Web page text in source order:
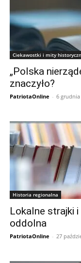
Ciekawostki i mity
„Polska
znaczyło?
PatriotaOnline - 6 grudnia
Historia regionalna
Lokalne strajki
oddolna
PatriotaOnline - 27